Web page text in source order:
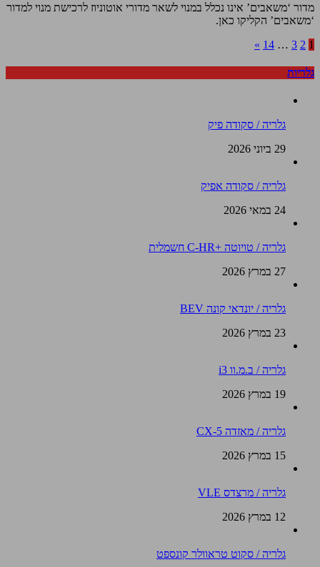
מדור ‘משאבים’ אינו נכלל במנוי לשאר מדורי אוטוניוז לרכישת מנוי למדור
‘משאבים’ הקליקו כאן.
1
2
3
…
14
»
גלריות
גלריה / סקודה פיק
29 ביוני 2026
גלריה / סקודה אפיק
24 במאי 2026
גלריה / טויוטה +C-HR חשמלית
27 במרץ 2026
גלריה / יונדאי קונה BEV
23 במרץ 2026
גלריה / ב.מ.וו i3
19 במרץ 2026
גלריה / מאזדה CX-5
15 במרץ 2026
גלריה / מרצדס VLE
12 במרץ 2026
גלריה / סקוט טראוולר קונספט